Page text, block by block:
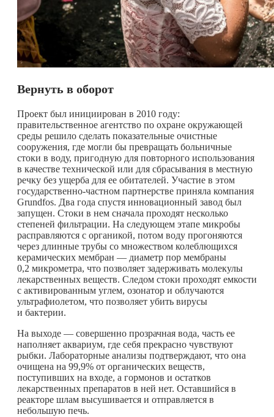
Вернуть в оборот
Проект был инициирован в 2010 году:
правительственное агентство по охране окружающей
среды решило сделать показательные очистные
сооружения, где могли бы превращать больничные
стоки в воду, пригодную для повторного использования
в качестве технической или для сбрасывания в местную
речку без ущерба для ее обитателей. Участие в этом
государственно-частном партнерстве приняла компания
Grundfos. Два года спустя инновационный завод был
запущен. Стоки в нем сначала проходят несколько
степеней фильтрации. На следующем этапе микробы
расправляются с органикой, потом воду прогоняются
через длинные трубы со множеством колеблющихся
керамических мембран — диаметр пор мембраны
0,2 микрометра, что позволяет задерживать молекулы
лекарственных веществ. Следом стоки проходят емкости
с активированным углем, озонатор и облучаются
ультрафиолетом, что позволяет убить вирусы
и бактерии.
На выходе — совершенно прозрачная вода, часть ее
наполняет аквариум, где себя прекрасно чувствуют
рыбки. Лабораторные анализы подтверждают, что она
очищена на 99,9% от органических веществ,
поступивших на входе, а гормонов и остатков
лекарственных препаратов в ней нет. Оставшийся в
реакторе шлам высушивается и отправляется в
небольшую печь.